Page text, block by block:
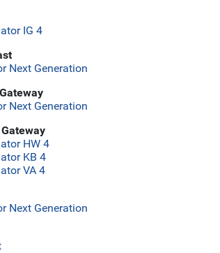
IG 4
Next Generation
Next Generation
HW 4
KB 4
VA 4
Next Generation